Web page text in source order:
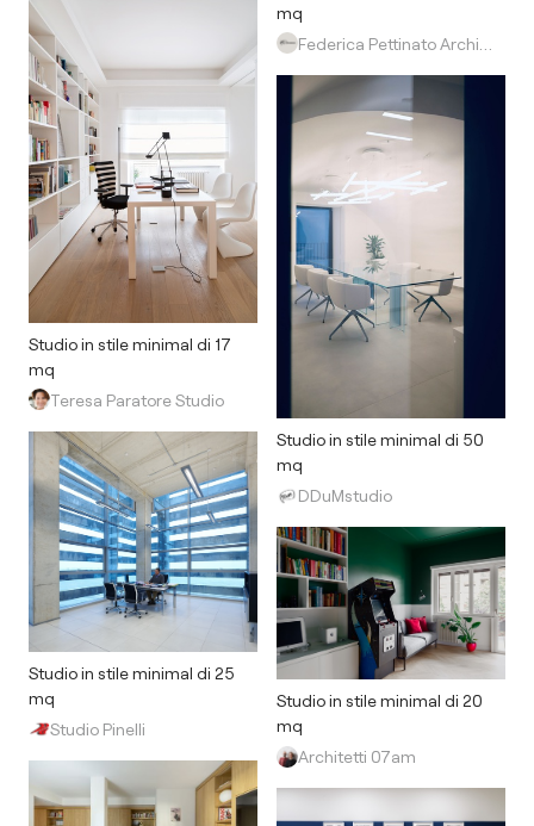
Studio in stile minimal di 17
mq
Teresa Paratore Studio
Studio in stile minimal di 25
mq
Studio Pinelli
mq
Studio in stile minimal di 50
mq
DDuMstudio
Studio in stile minimal di 20
mq
Architetti 07am